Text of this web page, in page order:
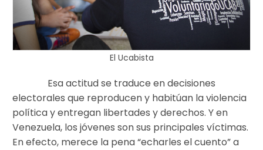
El Ucabista
Esa actitud se traduce en decisiones
electorales que reproducen y habitúan la violencia
política y entregan libertades y derechos. Y en
Venezuela, los jóvenes son sus principales víctimas.
En efecto, merece la pena “echarles el cuento” a